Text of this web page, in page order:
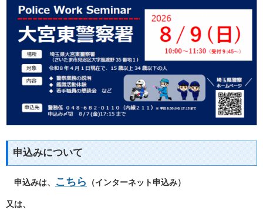
申込みについて
申込みは、 こちら （インターネット申込み）
又は、